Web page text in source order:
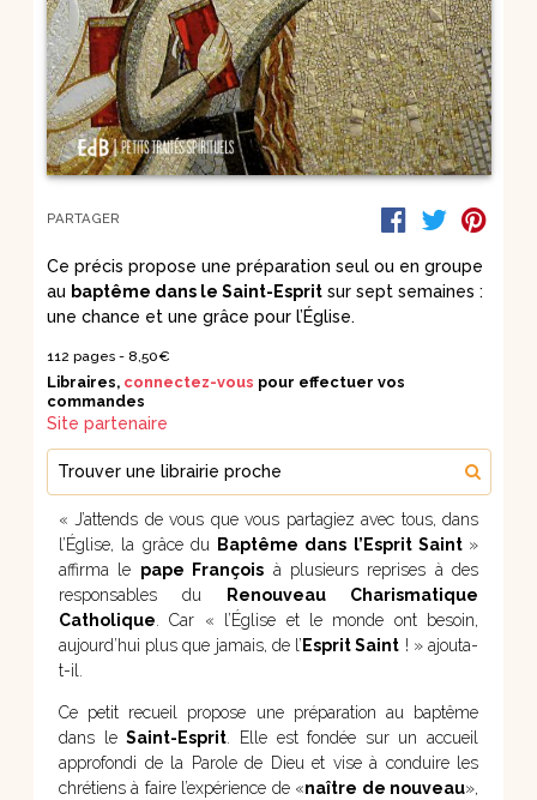
PARTAGER
Ce précis propose une préparation seul ou en groupe
au baptême dans le Saint-Espritsur sept semaines :
une chance et une grâce pour l’Église.
112 pages - 8,50€
Libraires, connectez-vous pour effectuer vos
commandes
Site partenaire
Trouver une librairie proche
« J’attends de vous que vous partagiez avec tous, dans
l’Église, la grâce du Baptême dans l’Esprit Saint »
affirma le pape François à plusieurs reprises à des
responsables du
Renouveau Charismatique
Catholique. Car « l’Église et le monde ont besoin,
aujourd’hui plus que jamais, de l’ Esprit Saint ! » ajouta-
t-il.
Ce petit recueil propose une préparation au baptême
dans leSaint-Esprit. Elle est fondée sur un accueil
approfondi de la Parole de Dieu et vise à conduire les
chrétiens à faire l’expérience de «naître de nouveau»,